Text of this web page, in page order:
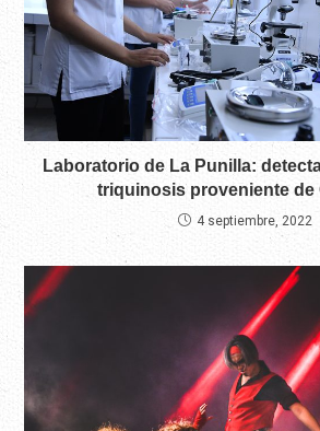
Laboratorio de La Punilla:
triquinosis proveniente de
4 septiembre, 2022